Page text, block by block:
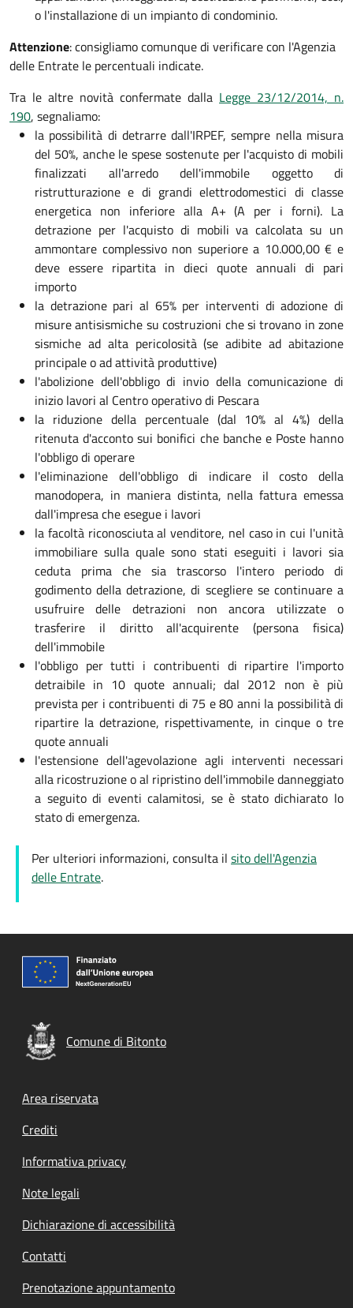
o l'installazione di un impianto di condominio.
Attenzione: consigliamo comunque di verificare con l'Agenzia
delle Entrate le percentuali indicate.
Tra le altre novità confermate dalla Legge 23/12/2014, n.
190, segnaliamo:
la possibilità di detrarre dall'IRPEF, sempre nella misura
del 50%, anche le spese sostenute per l'acquisto di mobili
finalizzati all'arredo dell'immobile oggetto di
ristrutturazione e di grandi elettrodomestici di classe
energetica non inferiore alla A+ (A per i forni). La
detrazione per l'acquisto di mobili va calcolata su un
ammontare complessivo non superiore a 10.000,00 € e
deve essere ripartita in dieci quote annuali di pari
importo
la detrazione pari al 65% per interventi di adozione di
misure antisismiche su costruzioni che si trovano in zone
sismiche ad alta pericolosità (se adibite ad abitazione
principale o ad attività produttive)
l'abolizione dell'obbligo di invio della comunicazione di
inizio lavori al Centro operativo di Pescara
la riduzione della percentuale (dal 10% al 4%) della
ritenuta d'acconto sui bonifici che banche e Poste hanno
l'obbligo di operare
l'eliminazione dell'obbligo di indicare il costo della
manodopera, in maniera distinta, nella fattura emessa
dall'impresa che esegue i lavori
la facoltà riconosciuta al venditore, nel caso in cui l'unità
immobiliare sulla quale sono stati eseguiti i lavori sia
ceduta prima che sia trascorso l'intero periodo di
godimento della detrazione, di scegliere se continuare a
usufruire delle detrazioni non ancora utilizzate o
trasferire il diritto all'acquirente (persona fisica)
dell'immobile
l'obbligo per tutti i contribuenti di ripartire l'importo
detraibile in 10 quote annuali; dal 2012 non è più
prevista per i contribuenti di 75 e 80 anni la possibilità di
ripartire la detrazione, rispettivamente, in cinque o tre
quote annuali
l'estensione dell'agevolazione agli interventi necessari
alla ricostruzione o al ripristino dell'immobile danneggiato
a seguito di eventi calamitosi, se è stato dichiarato lo
stato di emergenza.
Per ulteriori informazioni, consulta il sito dell'Agenzia
delle Entrate.
Comune di Bitonto
Footer menu
Area riservata
Crediti
Informativa privacy
Note legali
Dichiarazione di accessibilità
Contatti
Prenotazione appuntamento